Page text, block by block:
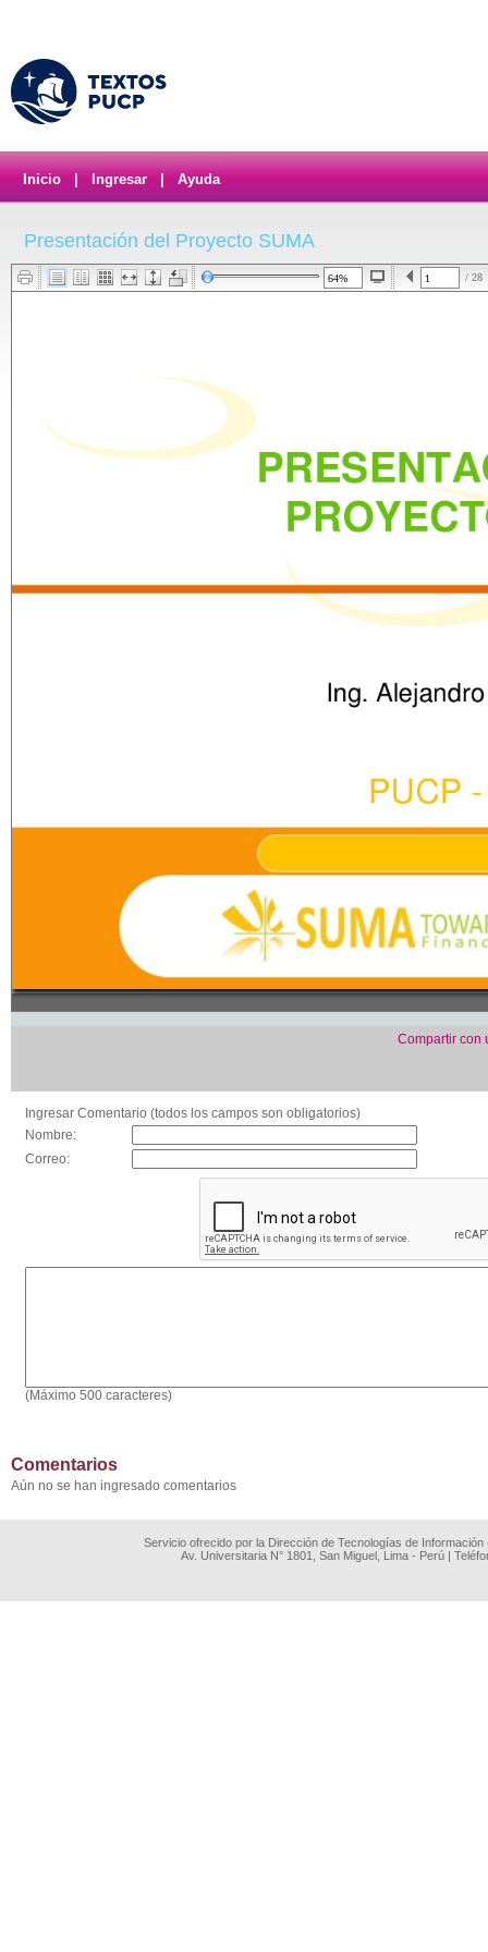
Inicio Ingresar Ayuda
Presentación del Proyecto SUMA
/ 28
Compartir con
Ingresar Comentario (todos los campos son obligatorios)
Nombre:
Correo:
(Máximo 500 caracteres)
Comentarios
Aún no se han ingresado comentarios
Servicio ofrecido por la Dirección de Tecnologías de
Av. Universitaria N° 1801, San Miguel, Lima - Perú |